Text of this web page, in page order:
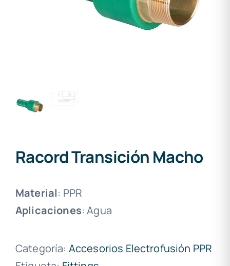
Racord Transición Macho
Material: PPR
Aplicaciones: Agua
Categoría: Accesorios Electrofusión PPR